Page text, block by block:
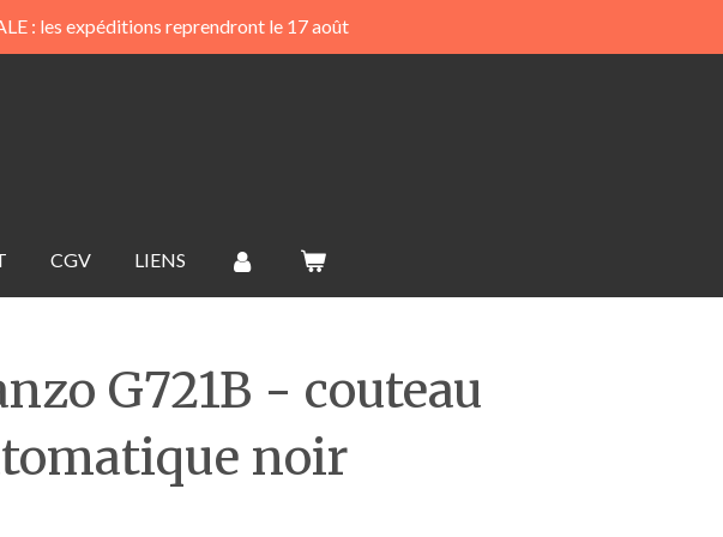
: les expéditions reprendront le 17 août
CGV LIENS
G721B - couteau
noir